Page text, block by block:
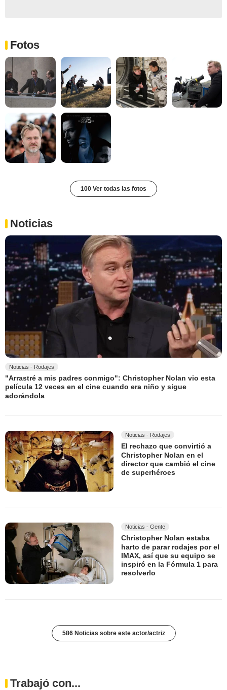
Fotos
100 Ver todas las fotos
Noticias
Noticias - Rodajes
"Arrastré a mis padres conmigo": Christopher Nolan vio esta
película 12 veces en el cine cuando era niño y sigue
adorándola
Noticias - Rodajes
El rechazo que convirtió a
Christopher Nolan en el
director que cambió el cine
de superhéroes
Noticias - Gente
Christopher Nolan estaba
harto de parar rodajes por el
IMAX, así que su equipo se
inspiró en la Fórmula 1 para
resolverlo
586 Noticias sobre este actor/actriz
Trabajó con...